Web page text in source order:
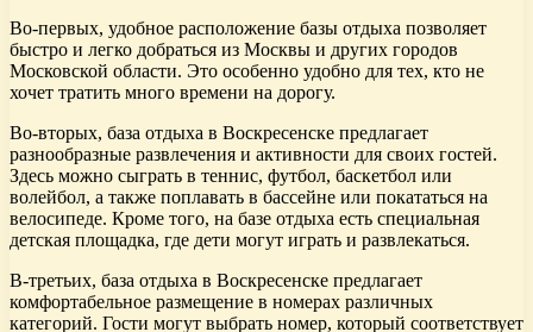
Во-первых, удобное расположение базы отдыха позволяет
быстро и легко добраться из Москвы и других городов
Московской области. Это особенно удобно для тех, кто не
хочет тратить много времени на дорогу.
Во-вторых, база отдыха в Воскресенске предлагает
разнообразные развлечения и активности для своих гостей.
Здесь можно сыграть в теннис, футбол, баскетбол или
волейбол, а также поплавать в бассейне или покататься на
велосипеде. Кроме того, на базе отдыха есть специальная
детская площадка, где дети могут играть и развлекаться.
В-третьих, база отдыха в Воскресенске предлагает
комфортабельное размещение в номерах различных
категорий. Гости могут выбрать номер, который соответствует